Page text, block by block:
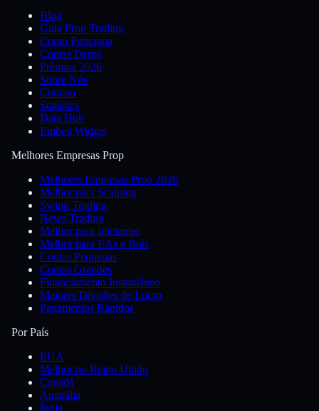
Blog
Guia Prop Trading
Como Funciona
Contas Demo
Prêmios 2026
Sobre Nós
Contato
Statistics
Data Hub
Embed Widget
Melhores Empresas Prop
Melhores Empresas Prop 2026
Melhor para Scalping
Swing Trading
News Trading
Melhor para Iniciantes
Melhor para EAs e Bots
Contas Pequenas
Contas Grandes
Financiamento Instantâneo
Maiores Divisões de Lucro
Pagamentos Rápidos
Por País
EUA
Melhor no Reino Unido
Canadá
Austrália
Índia